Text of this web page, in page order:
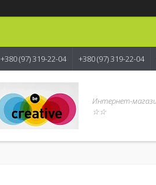
+380 (97) 319-22-04 +380 (97) 319-22-04
Интернет-
☆☆